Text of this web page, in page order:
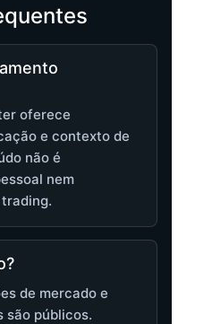
oferece
e contexto de
não é
nem
de mercado e
são públicos.